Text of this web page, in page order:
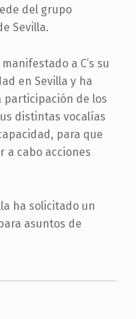
del grupo
Sevilla.
a C’s su
en Sevilla y ha
participación de los
distintas vocalías
para que
a cabo acciones
ha solicitado un
asuntos de